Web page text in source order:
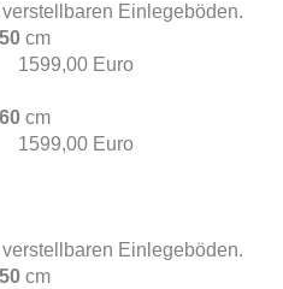
Einlegeböden.
50 cm
Euro
60 cm
1599,00 Euro
Einlegeböden.
50 cm